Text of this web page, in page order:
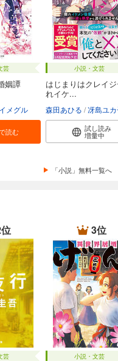
芸
姻譚
メグル
読む
小説・文芸
はじまりはクレイ
れイケ...
森田あひる 冴島ユ
試し読み
増量中
「小説」無料一覧へ
芸
3位
小説・文芸